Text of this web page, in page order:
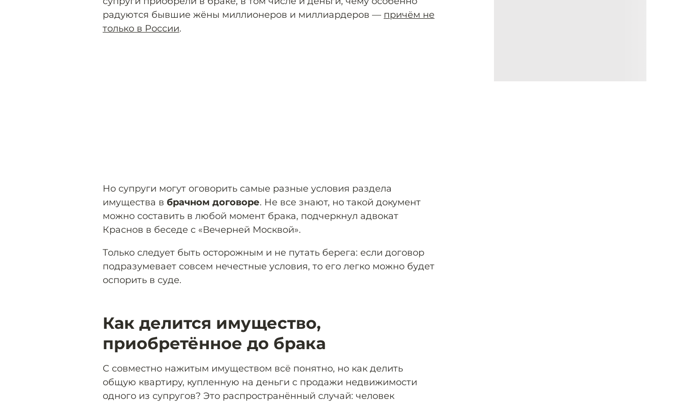
радуются бывшие жёны миллионеров и миллиардеров — причём не
только в России.
Но супруги могут оговорить самые разные условия раздела
имущества в брачном договоре. Не все знают, но такой документ
можно составить в любой момент брака, подчеркнул адвокат
Краснов в беседе с «Вечерней Москвой».
Только следует быть осторожным и не путать берега: если договор
подразумевает совсем нечестные условия, то его легко можно будет
оспорить в суде.
Как делится имущество,
приобретённое до брака
С совместно нажитым имуществом всё понятно, но как делить
общую квартиру, купленную на деньги с продажи недвижимости
одного из супругов? Это распространённый случай: человек